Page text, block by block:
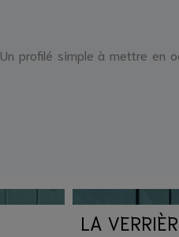
. Un profilé simple à mettre en
LA